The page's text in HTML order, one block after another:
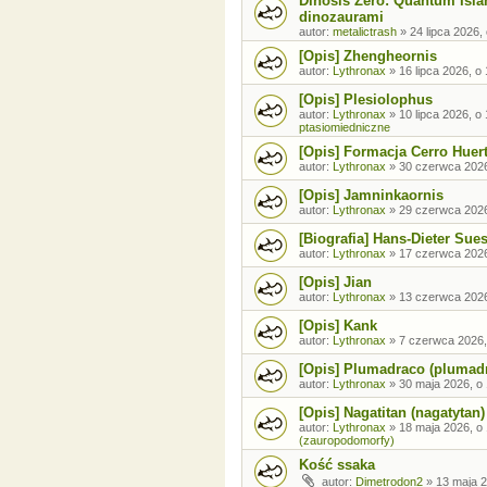
dinozaurami
autor: metalictrash » 24 lipca 2026,
[Opis] Zhengheornis
autor: Lythronax » 16 lipca 2026, o
[Opis] Plesiolophus
autor: Lythronax » 10 lipca 2026, o
ptasiomiedniczne
[Opis] Formacja Cerro
autor: Lythronax » 30 czerwca
[Opis] Jamninkaornis
autor: Lythronax » 29 czerwca
[Biografia] Hans-Dieter Sues
autor: Lythronax » 17 czerwca
[Opis] Jian
autor: Lythronax » 13 czerwca
[Opis] Kank
autor: Lythronax » 7 czerwca
[Opis] Plumadraco
autor: Lythronax » 30 maja 2026, o
[Opis] Nagatitan (nagatytan)
autor: Lythronax » 18 maja 2026, o
(zauropodomorfy)
Kość ssaka
autor: Dimetrodon2 » 13 maja